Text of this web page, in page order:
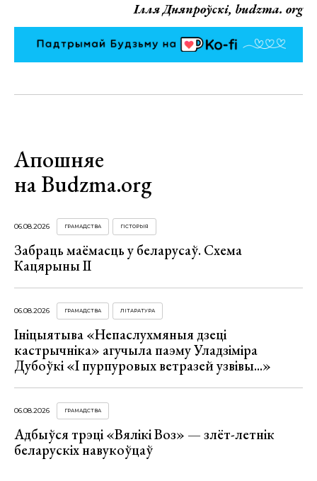
Ілля Дняпроўскі, budzma. org
Апошняе
на Budzma.org
06.08.2026 ГРАМАДСТВА ГІСТОРЫЯ
Забраць маёмасць у беларусаў. Схема
Кацярыны ІІ
06.08.2026 ГРАМАДСТВА ЛІТАРАТУРА
Ініцыятыва «Непаслухмяныя дзеці
кастрычніка» агучыла паэму Уладзіміра
Дубоўкі «І пурпуровых ветразей узвівы...»
06.08.2026 ГРАМАДСТВА
Адбыўся трэці «Вялікі Воз» — злёт-летнік
беларускіх навукоўцаў